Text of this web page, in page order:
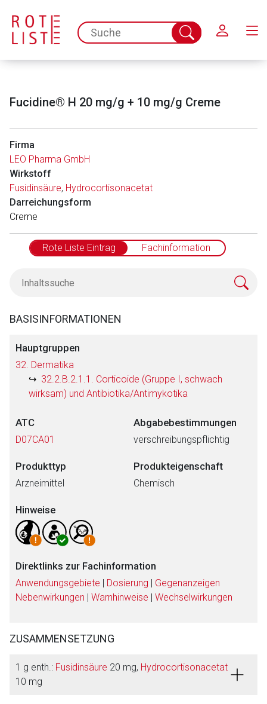
spc.search.input.placeholder
Suche
abschicken
Fucidine® H 20 mg/g + 10 mg/g Creme
Firma
LEO Pharma GmbH
Wirkstoff
Fusidinsäure, Hydrocortisonacetat
Darreichungsform
Creme
Rote Liste Eintrag Fachinformation
BASISINFORMATIONEN
Hauptgruppen
32. Dermatika
32.2.B.2.1.1. Corticoide (Gruppe I, schwach
wirksam) und Antibiotika/Antimykotika
ATC
D07CA01
Abgabebestimmungen
verschreibungspflichtig
Produkttyp
Arzneimittel
Produkteigenschaft
Chemisch
Hinweise
Direktlinks zur Fachinformation
Anwendungsgebiete | Dosierung | Gegenanzeigen
Nebenwirkungen | Warnhinweise | Wechselwirkungen
ZUSAMMENSETZUNG
1 g enth.: Fusidinsäure 20 mg, Hydrocortisonacetat
10 mg